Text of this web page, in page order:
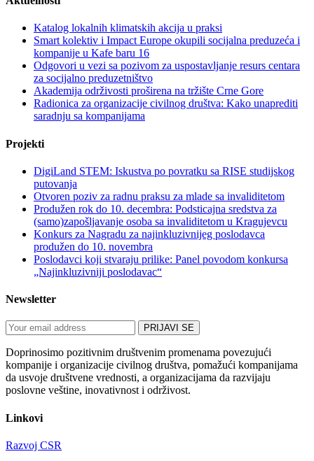
Katalog lokalnih klimatskih akcija u praksi
Smart kolektiv i Impact Europe okupili socijalna preduzeća i
kompanije u Kafe baru 16
Odgovori u vezi sa pozivom za uspostavljanje resurs centara
za socijalno preduzetništvo
Akademija održivosti proširena na tržište Crne Gore
Radionica za organizacije civilnog društva: Kako unaprediti
saradnju sa kompanijama
Projekti
DigiLand STEM: Iskustva po povratku sa RISE studijskog
putovanja
Otvoren poziv za radnu praksu za mlade sa invaliditetom
Produžen rok do 10. decembra: Podsticajna sredstva za
(samo)zapošljavanje osoba sa invaliditetom u Kragujevcu
Konkurs za Nagradu za najinkluzivnijeg poslodavca
produžen do 10. novembra
Poslodavci koji stvaraju prilike: Panel povodom konkursa
„Najinkluzivniji poslodavac“
Newsletter
Doprinosimo pozitivnim društvenim promenama povezujući
kompanije i organizacije civilnog društva, pomažući kompanijama
da usvoje društvene vrednosti, a organizacijama da razvijaju
poslovne veštine, inovativnost i održivost.
Linkovi
Razvoj CSR